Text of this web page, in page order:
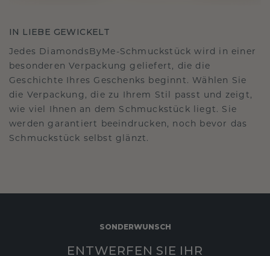
IN LIEBE GEWICKELT
Jedes DiamondsByMe-Schmuckstück wird in einer
besonderen Verpackung geliefert, die die
Geschichte Ihres Geschenks beginnt. Wählen Sie
die Verpackung, die zu Ihrem Stil passt und zeigt,
wie viel Ihnen an dem Schmuckstück liegt. Sie
werden garantiert beeindrucken, noch bevor das
Schmuckstück selbst glänzt.
SONDERWUNSCH
ENTWERFEN SIE IHR